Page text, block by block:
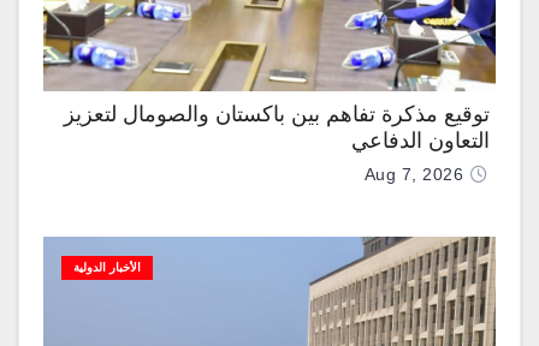
توقيع مذكرة تفاهم بين باكستان والصومال لتعزيز
التعاون الدفاعي
Aug 7, 2026
الأخبار الدولية